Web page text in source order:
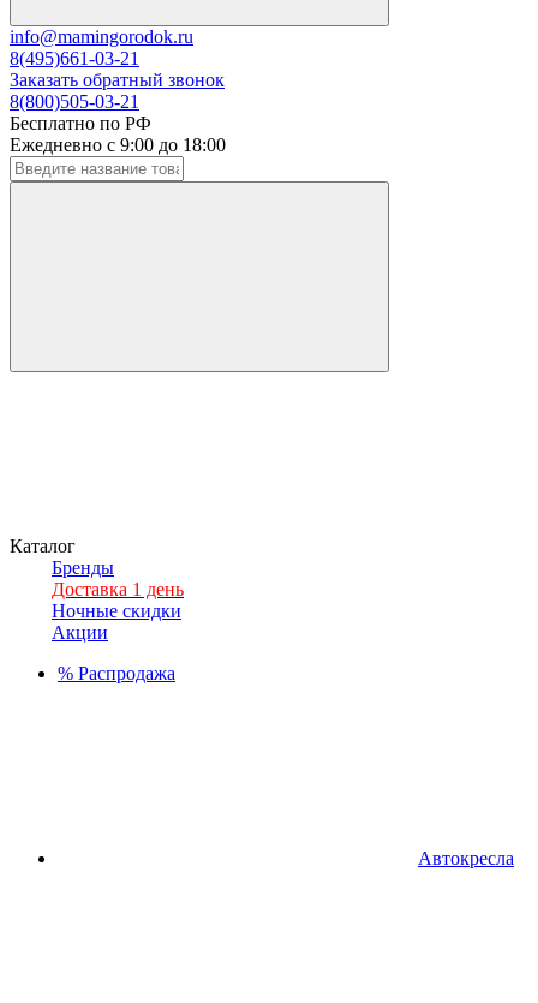
info@mamingorodok.ru
8(495)661-03-21
Заказать обратный звонок
8(800)505-03-21
Бесплатно по РФ
Ежедневно с 9:00 до 18:00
Каталог
Бренды
Доставка 1 день
Ночные скидки
Акции
% Распродажа
Автокресла